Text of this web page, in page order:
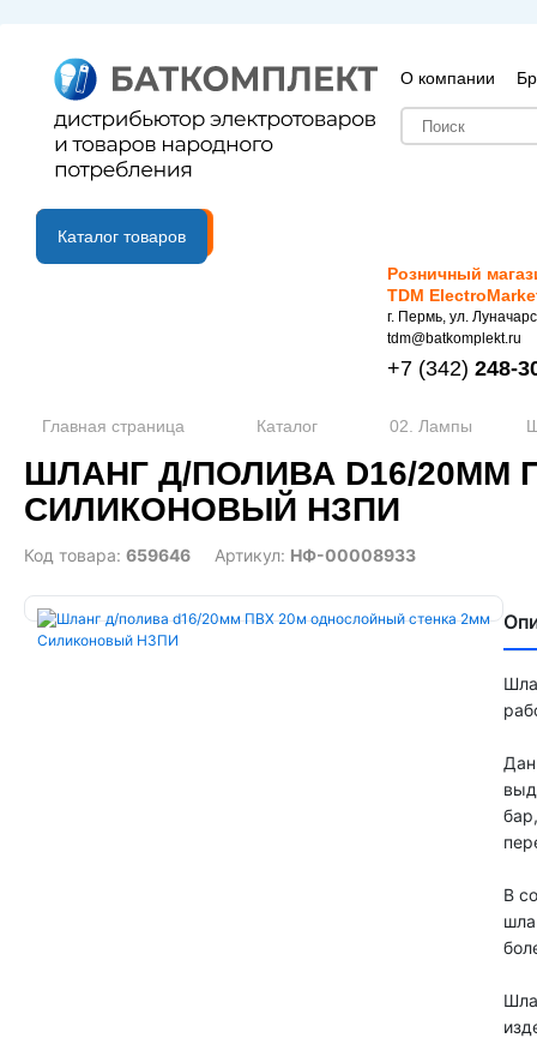
О компании
B2B портал
Каталог товаров
Розничный
TDM
г. Пермь, ул.
tdm@batkomplekt.ru
+7 (342) 248-
Главная страница Каталог 02. Лампы
ШЛАНГ Д/ПОЛИВА D16/
СИЛИКОНОВЫЙ НЗПИ
Код товара: 659646 Артикул: НФ-00008933
В